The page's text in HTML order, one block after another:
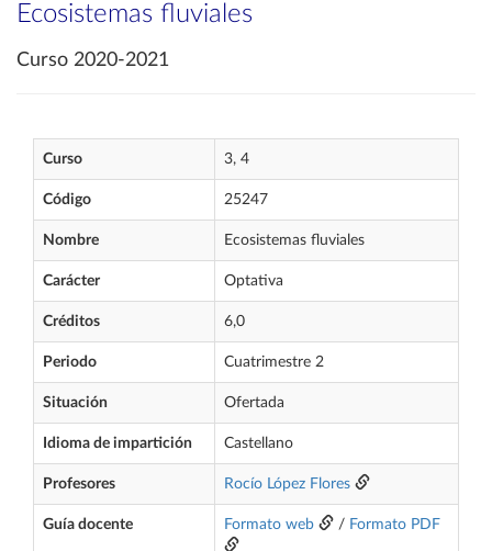
Ecosistemas fluviales
Curso 2020-2021
Curso 3, 4
Código 25247
Nombre Ecosistemas fluviales
Carácter Optativa
Créditos 6,0
Periodo Cuatrimestre 2
Situación Ofertada
Idioma de impartición Castellano
Profesores Rocío López Flores
Guía docente Formato web / Formato PDF